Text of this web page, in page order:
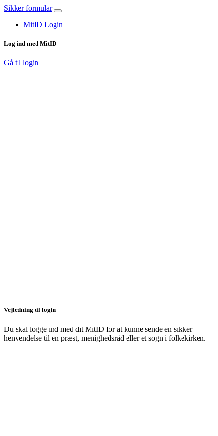
Sikker formular
MitID Login
Log ind med MitID
Gå til login
Vejledning til login
Du skal logge ind med dit MitID for at kunne sende en sikker
henvendelse til en præst, menighedsråd eller et sogn i folkekirken.